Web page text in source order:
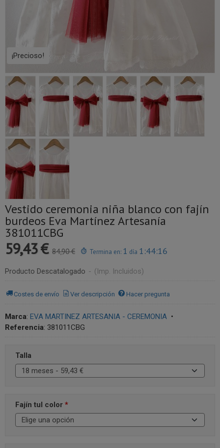
¡Precioso!
Vestido ceremonia niña blanco con fajín
burdeos Eva Martínez Artesanía
381011CBG
59,43 € 84,90 € Termina en: 1 día 1:44:16
Producto Descatalogado - (Imp. Incluidos)
Costes de envío Ver descripción Hacer pregunta
Marca: EVA MARTINEZ ARTESANIA - CEREMONIA •
Referencia: 381011CBG
Talla
Fajín tul color *